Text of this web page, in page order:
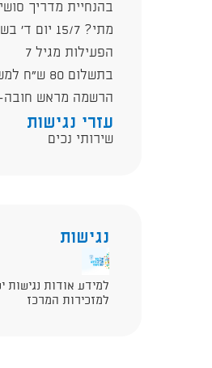
בהנחיית מדריך
מתי? 15/7 יום ד' בשעה 16:30
הפעילות מגיל 7
בתשלום 80 ש"ח למשתתף
הרשמה מראש
עזרי נגישות
שירותי נכים
נגישות
למידע אודות נגישות
למזכירות המרכז